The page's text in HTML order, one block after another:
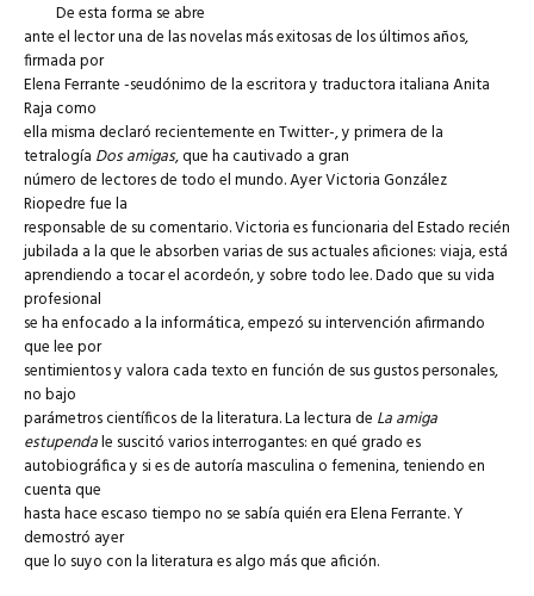
De esta forma se abre
ante el lector una de las novelas más exitosas de los últimos años,
firmada por
Elena Ferrante -seudónimo de la escritora y traductora italiana Anita
Raja como
ella misma declaró recientemente en Twitter-, y primera de la
tetralogía Dos amigas, que ha cautivado a gran
número de lectores de todo el mundo. Ayer Victoria González
Riopedre fue la
responsable de su comentario. Victoria es funcionaria del Estado recién
jubilada a la que le absorben varias de sus actuales aficiones: viaja, está
aprendiendo a tocar el acordeón, y sobre todo lee. Dado que su vida
profesional
se ha enfocado a la informática, empezó su intervención afirmando
que lee por
sentimientos y valora cada texto en función de sus gustos personales,
no bajo
parámetros científicos de la literatura. La lectura de La amiga
estupendale suscitó varios interrogantes: en qué grado es
autobiográfica y si es de autoría masculina o femenina, teniendo en
cuenta que
hasta hace escaso tiempo no se sabía quién era Elena Ferrante. Y
demostró ayer
que lo suyo con la literatura es algo más que afición.